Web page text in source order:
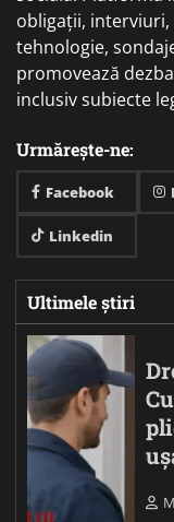
obligații,
tehnologie,
promovează
inclusiv subiecte
Urmărește-ne:
Facebook
Linkedin
Ultimele știri